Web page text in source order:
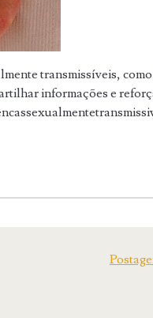
transmissíveis,
informações e